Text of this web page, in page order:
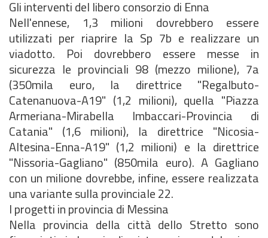
Gli interventi del libero consorzio di Enna
Nell'ennese, 1,3 milioni dovrebbero essere
utilizzati per riaprire la Sp 7b e realizzare un
viadotto. Poi dovrebbero essere messe in
sicurezza le provinciali 98 (mezzo milione), 7a
(350mila euro, la direttrice "Regalbuto-
Catenanuova-A19" (1,2 milioni), quella "Piazza
Armeriana-Mirabella Imbaccari-Provincia di
Catania" (1,6 milioni), la direttrice "Nicosia-
Altesina-Enna-A19" (1,2 milioni) e la direttrice
"Nissoria-Gagliano" (850mila euro). A Gagliano
con un milione dovrebbe, infine, essere realizzata
una variante sulla provinciale 22.
I progetti in provincia di Messina
Nella provincia della città dello Stretto sono